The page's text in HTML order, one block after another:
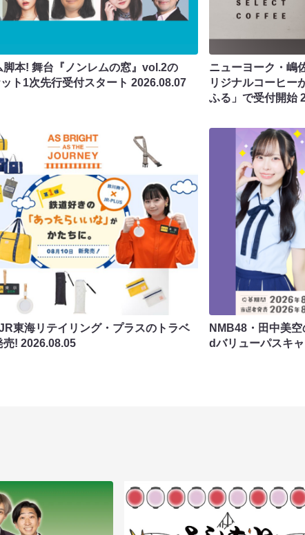
脚本! 舞台『ノンレムの窓』vol.2の
ト1次先行受付スタート2026.08.07
ニューヨーク・嶋
リジナルコーヒー
ふる」で受付開始
東海リテイリング・プラスのトラベ
売!2026.08.05
NMB48・田中美
dバリューパスキ